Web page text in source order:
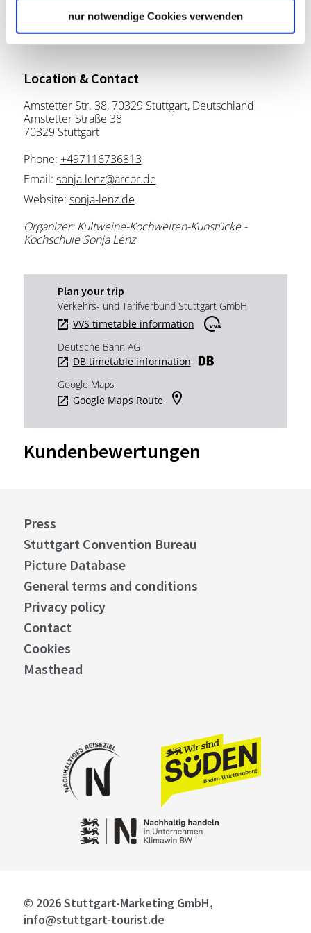
nur notwendige Cookies verwenden
Location & Contact
Amstetter Str. 38, 70329 Stuttgart, Deutschland
Amstetter Straße 38
70329 Stuttgart
Phone: +497116736813
Email: sonja.lenz@arcor.de
Website: sonja-lenz.de
Organizer: Kultweine-Kochwelten-Kunstücke -
Kochschule Sonja Lenz
Plan your trip
Verkehrs- und Tarifverbund Stuttgart GmbH
VVS timetable information
Deutsche Bahn AG
DB timetable information
Google Maps
Google Maps Route
Kundenbewertungen
Press
Stuttgart Convention Bureau
Picture Database
General terms and conditions
Privacy policy
Contact
Cookies
Masthead
© 2026 Stuttgart-Marketing GmbH,
info@stuttgart-tourist.de